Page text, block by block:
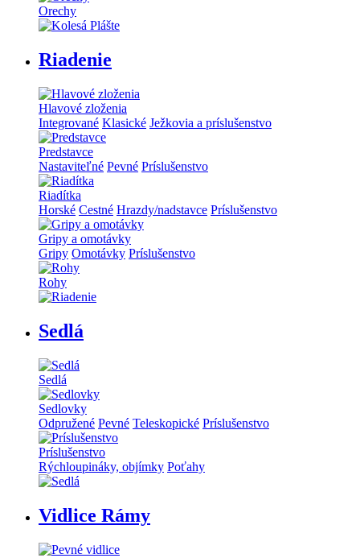
Orechy
Riadenie
Hlavové zloženia
Integrované Klasické Ježkovia a príslušenstvo
Predstavce
Nastaviteľné Pevné Príslušenstvo
Riadítka
Horské Cestné Hrazdy/nadstavce Príslušenstvo
Gripy a omotávky
Gripy Omotávky Príslušenstvo
Rohy
Sedlá
Sedlá
Sedlovky
Odpružené Pevné Teleskopické Príslušenstvo
Príslušenstvo
Rýchloupináky, objímky Poťahy
Vidlice Rámy